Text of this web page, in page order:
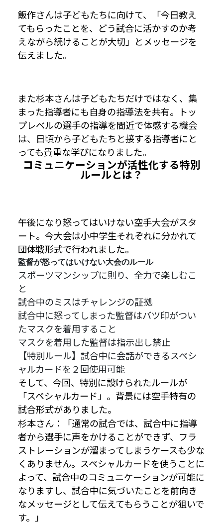
飯作さんは子どもたちに向けて、「今日教え
てもらったことを、どう試合に活かすのか考
えながら続けることが大切」とメッセージを
伝えました。
また杉本さんは子どもたちだけではなく、集
まった指導者にも自身の指導法を共有。トッ
プレベルの選手の指導を間近で体感する機会
は、日頃から子どもたちと接する指導者にと
っても貴重な学びになりました。
コミュニケーションが活性化する特別
ルールとは？
午後になり怒ってはいけない空手大会がスタ
ート。今大会は小中学生それぞれに分かれて
団体戦形式で行われました。
監督が怒ってはいけない大会のルール
スポーツマンシップに則り、全力で楽しむこ
と
試合中のミスはチャレンジの証拠
試合中に怒ってしまった監督はバツ印がつい
たマスクを着用すること
マスクを着用した監督は指示出し禁止
【特別ルール】試合中に会話ができるスペシ
ャルカードを２回使用可能
そして、今回、特別に設けられたルールが
「スペシャルカード」。背景には空手特有の
試合形式がありました。
杉本さん：「通常の試合では、試合中に指導
者から選手に声をかけることができず、フラ
ストレーションが溜まってしまうケースも少な
くありません。スペシャルカードを使うことに
よって、試合中のコミュニケーションが可能に
なりますし、試合中に気づいたことを前向き
なメッセージとして伝えてもらうことが狙いで
す。」